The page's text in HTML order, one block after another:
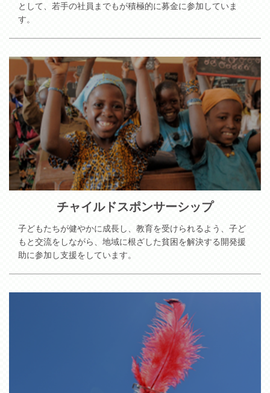
として、若手の社員までもが積極的に募金に参加していま
す。
チャイルドスポンサーシップ
子どもたちが健やかに成長し、教育を受けられるよう、子ど
もと交流をしながら、地域に根ざした貧困を解決する開発援
助に参加し支援をしています。